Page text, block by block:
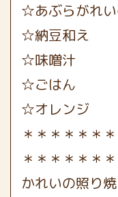
☆あぶらがれ
☆納豆和え
☆味噌汁
☆ごはん
☆オレンジ
＊＊＊＊＊＊
＊＊＊＊＊＊
かれいの照り